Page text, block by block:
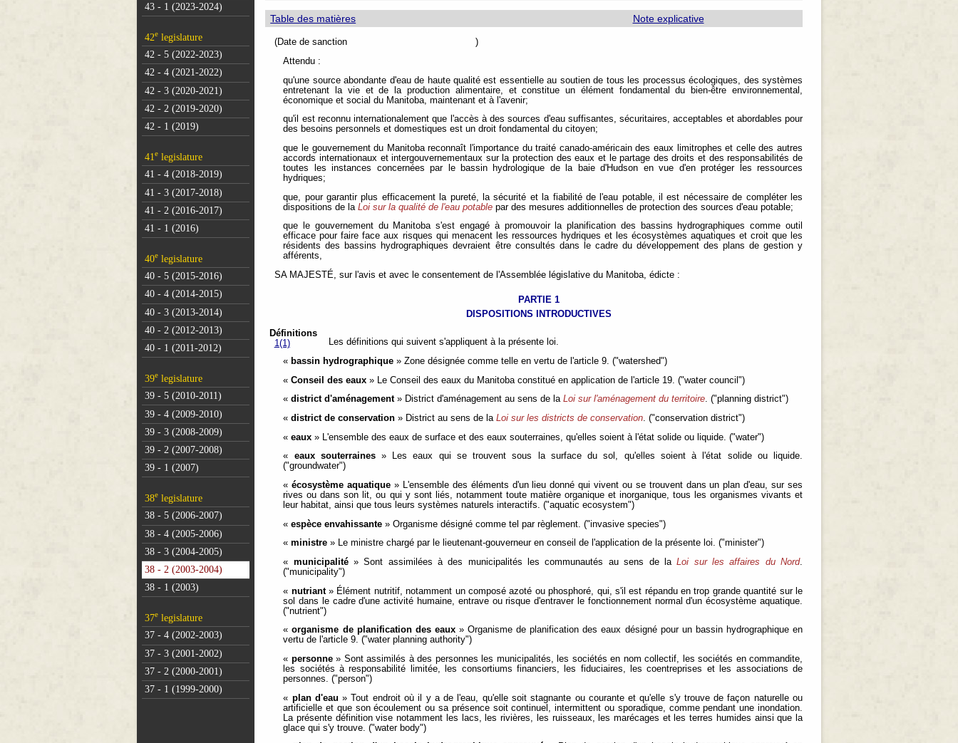
43 - 1 (2023-2024)
42elegislature
42 - 5 (2022-2023)
42 - 4 (2021-2022)
42 - 3 (2020-2021)
42 - 2 (2019-2020)
42 - 1 (2019)
41elegislature
41 - 4 (2018-2019)
41 - 3 (2017-2018)
41 - 2 (2016-2017)
41 - 1 (2016)
40elegislature
40 - 5 (2015-2016)
40 - 4 (2014-2015)
40 - 3 (2013-2014)
40 - 2 (2012-2013)
40 - 1 (2011-2012)
39elegislature
39 - 5 (2010-2011)
39 - 4 (2009-2010)
39 - 3 (2008-2009)
39 - 2 (2007-2008)
39 - 1 (2007)
38elegislature
38 - 5 (2006-2007)
38 - 4 (2005-2006)
38 - 3 (2004-2005)
38 - 2 (2003-2004)
38 - 1 (2003)
37elegislature
37 - 4 (2002-2003)
37 - 3 (2001-2002)
37 - 2 (2000-2001)
37 - 1 (1999-2000)
Table des matières Note explicative
(Date de sanction )
Attendu :
qu'une source abondante d'eau de haute qualité est essentielle au soutien de tous les processus écologiques, des systèmes
entretenant la vie et de la production alimentaire, et constitue un élément fondamental du bien-être environnemental,
économique et social du Manitoba, maintenant et à l'avenir;
qu'il est reconnu internationalement que l'accès à des sources d'eau suffisantes, sécuritaires, acceptables et abordables pour
des besoins personnels et domestiques est un droit fondamental du citoyen;
que le gouvernement du Manitoba reconnaît l'importance du traité canado-américain des eaux limitrophes et celle des autres
accords internationaux et intergouvernementaux sur la protection des eaux et le partage des droits et des responsabilités de
toutes les instances concernées par le bassin hydrologique de la baie d'Hudson en vue d'en protéger les ressources
hydriques;
que, pour garantir plus efficacement la pureté, la sécurité et la fiabilité de l'eau potable, il est nécessaire de compléter les
dispositions de laLoi sur la qualité de l'eau potable par des mesures additionnelles de protection des sources d'eau potable;
que le gouvernement du Manitoba s'est engagé à promouvoir la planification des bassins hydrographiques comme outil
efficace pour faire face aux risques qui menacent les ressources hydriques et les écosystèmes aquatiques et croit que les
résidents des bassins hydrographiques devraient être consultés dans le cadre du développement des plans de gestion y
afférents,
SA MAJESTÉ, sur l'avis et avec le consentement de l'Assemblée législative du Manitoba, édicte :
PARTIE 1
DISPOSITIONS INTRODUCTIVES
Définitions
1(1)
Les définitions qui suivent s'appliquent à la présente loi.
« bassin hydrographique » Zone désignée comme telle en vertu de l'article 9. ("watershed")
«Conseil des eaux » Le Conseil des eaux du Manitoba constitué en application de l'article 19. ("water council")
«district d'aménagement» District d'aménagement au sens de laLoi sur l'aménagement du territoire. ("planning district")
«district de conservation » District au sens de laLoi sur les districts de conservation. ("conservation district")
«eaux » L'ensemble des eaux de surface et des eaux souterraines, qu'elles soient à l'état solide ou liquide. ("water")
« eaux souterraines» Les eaux qui se trouvent sous la surface du sol, qu'elles soient à l'état solide ou liquide.
("groundwater")
«écosystème aquatique » L'ensemble des éléments d'un lieu donné qui vivent ou se trouvent dans un plan d'eau, sur ses
rives ou dans son lit, ou qui y sont liés, notamment toute matière organique et inorganique, tous les organismes vivants et
leur habitat, ainsi que tous leurs systèmes naturels interactifs. ("aquatic ecosystem")
«espèce envahissante » Organisme désigné comme tel par règlement. ("invasive species")
«ministre » Le ministre chargé par le lieutenant-gouverneur en conseil de l'application de la présente loi. ("minister")
« municipalité» Sont assimilées à des municipalités les communautés au sens de laLoi sur les affaires du Nord.
("municipality")
« nutriant» Élément nutritif, notamment un composé azoté ou phosphoré, qui, s'il est répandu en trop grande quantité sur le
sol dans le cadre d'une activité humaine, entrave ou risque d'entraver le fonctionnement normal d'un écosystème aquatique.
("nutrient")
«organisme de planification des eaux» Organisme de planification des eaux désigné pour un bassin hydrographique en
vertu de l'article 9. ("water planning authority")
« personne» Sont assimilés à des personnes les municipalités, les sociétés en nom collectif, les sociétés en commandite,
les sociétés à responsabilité limitée, les consortiums financiers, les fiduciaires, les coentreprises et les associations de
personnes. ("person")
« plan d'eau » Tout endroit où il y a de l'eau, qu'elle soit stagnante ou courante et qu'elle s'y trouve de façon naturelle ou
artificielle et que son écoulement ou sa présence soit continuel, intermittent ou sporadique, comme pendant une inondation.
La présente définition vise notamment les lacs, les rivières, les ruisseaux, les marécages et les terres humides ainsi que la
glace qui s'y trouve. ("water body")